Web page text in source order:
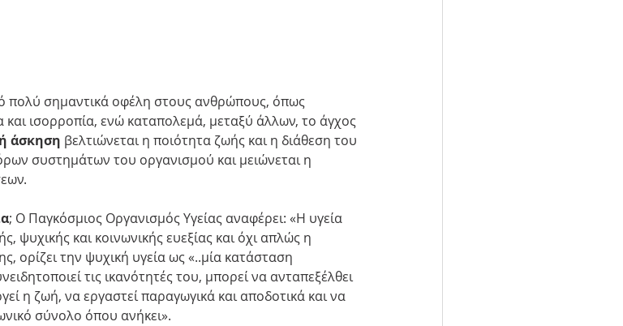
πολύ σημαντικά οφέλη στους ανθρώπους, όπως
και ισορροπία, ενώ καταπολεμά, μεταξύ άλλων, το άγχος
άσκηση βελτιώνεται η ποιότητα ζωής και η διάθεση του
συστημάτων του οργανισμού και μειώνεται η
; Ο Παγκόσμιος Οργανισμός Υγείας αναφέρει: «Η υγεία
ψυχικής και κοινωνικής ευεξίας και όχι απλώς η
ορίζει την ψυχική υγεία ως «..μία κατάσταση
τις ικανότητές του, μπορεί να ανταπεξέλθει
η ζωή, να εργαστεί παραγωγικά και αποδοτικά και να
σύνολο όπου ανήκει».